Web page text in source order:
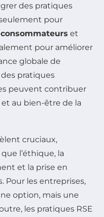
des pratiques
pour
consommateurs et
pour améliorer
globale de
pratiques
peuvent contribuer
et au bien-être de la
cruciaux,
l’éthique, la
et la prise en
Pour les entreprises,
option, mais une
les pratiques RSE